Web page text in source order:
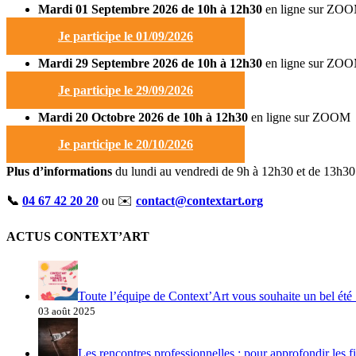
Mardi 01 Septembre 2026 de 10h à 12h30 en ligne sur
Je participe le 01/09/2026
Mardi 29 Septembre 2026 de 10h à 12h30 en ligne sur
Je participe le 29/09/2026
Mardi 20 Octobre 2026 de 10h à 12h30 en ligne sur ZOOM
Je participe le 20/10/2026
Plus d’informations du lundi au vendredi de 9h à 12h30 et de
📞 04 67 42 20 20 ou ✉️ contact@contextart.org
ACTUS CONTEXT’ART
Toute l’équipe de Context’Art vous souhaite un bel été
03 août 2025